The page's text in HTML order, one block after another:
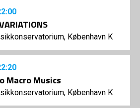
København K
Macro Musics
København K